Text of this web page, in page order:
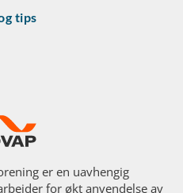
tips
er en uavhengig
for økt anvendelse av